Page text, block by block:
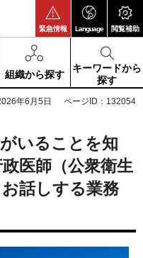
緊急情報 Language 閲覧補助
組織から探す
キーワードから
探す
年6月5日 ページID：132054
いることを知
医師（公衆衛生
話しする業務